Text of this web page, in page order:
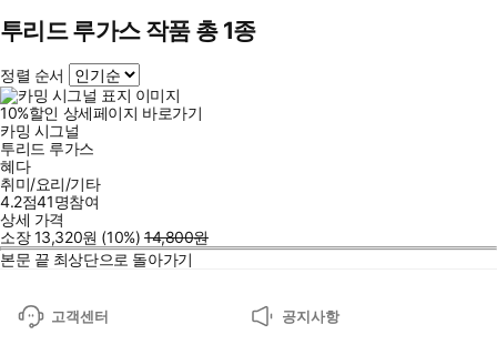
투리드 루가스 작품 총 1종
정렬 순서
10%할인 상세페이지 바로가기
카밍 시그널
투리드 루가스
혜다
취미/요리/기타
4.2점41명참여
상세 가격
소장13,320원 (10%) 14,800원
본문 끝 최상단으로 돌아가기
고객센터 공지사항